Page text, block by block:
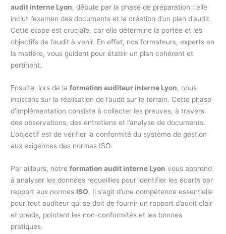
audit interne Lyon, débute par la phase de préparation : elle
inclut l’examen des documents et la création d’un plan d’audit.
Cette étape est cruciale, car elle détermine la portée et les
objectifs de l’audit à venir. En effet, nos formateurs, experts en
la matière, vous guident pour établir un plan cohérent et
pertinent.
Ensuite, lors de laformation auditeur interne Lyon, nous
insistons sur la réalisation de l’audit sur le terrain. Cette phase
d’implémentation consiste à collecter les preuves, à travers
des observations, des entretiens et l’analyse de documents.
L’objectif est de vérifier la conformité du système de gestion
aux exigences des normes ISO.
Par ailleurs, notreformation audit interne Lyon vous apprend
à analyser les données recueillies pour identifier les écarts par
rapport aux normes ISO. Il s’agit d’une compétence essentielle
pour tout auditeur qui se doit de fournir un rapport d’audit clair
et précis, pointant les non-conformités et les bonnes
pratiques.